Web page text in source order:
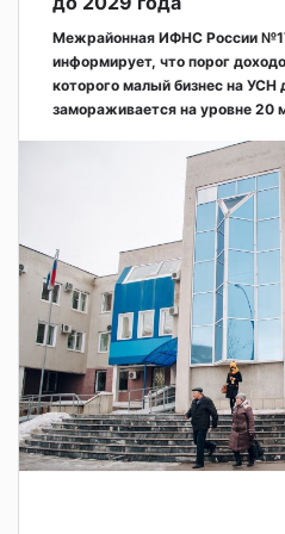
Межрайонная ИФНС России
информирует, что порог
которого малый бизнес на
замораживается на уровне 20